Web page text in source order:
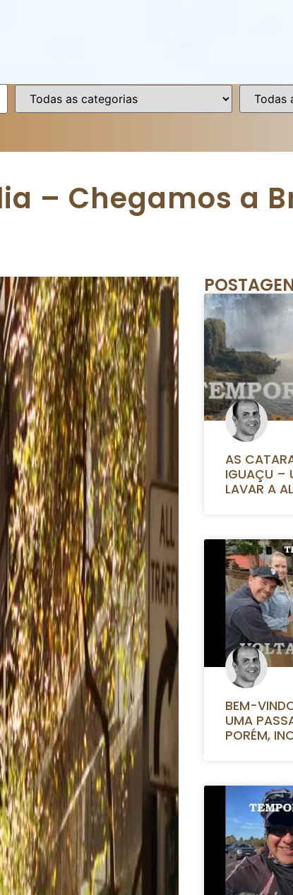
– Chegamos a
AS
IGUAÇU –
LAVAR A
BEM-
UMA
PORÉM,